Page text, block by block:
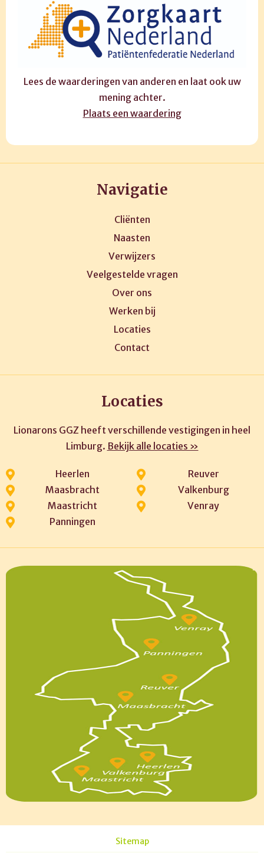
Lees de waarderingen van anderen en laat ook uw
mening achter.
Plaats een waardering
Navigatie
Cliënten
Naasten
Verwijzers
Veelgestelde vragen
Over ons
Werken bij
Locaties
Contact
Locaties
Lionarons GGZ heeft verschillende vestigingen in heel
Limburg. Bekijk alle locaties »
Heerlen
Maasbracht
Maastricht
Panningen
Reuver
Valkenburg
Venray
Sitemap